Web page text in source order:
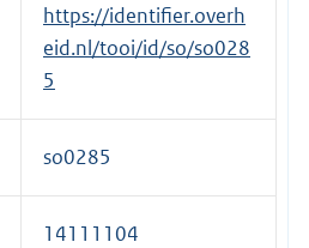
https://identifier.overh
eid.nl/tooi/id/so/so028
5
so0285
14111104